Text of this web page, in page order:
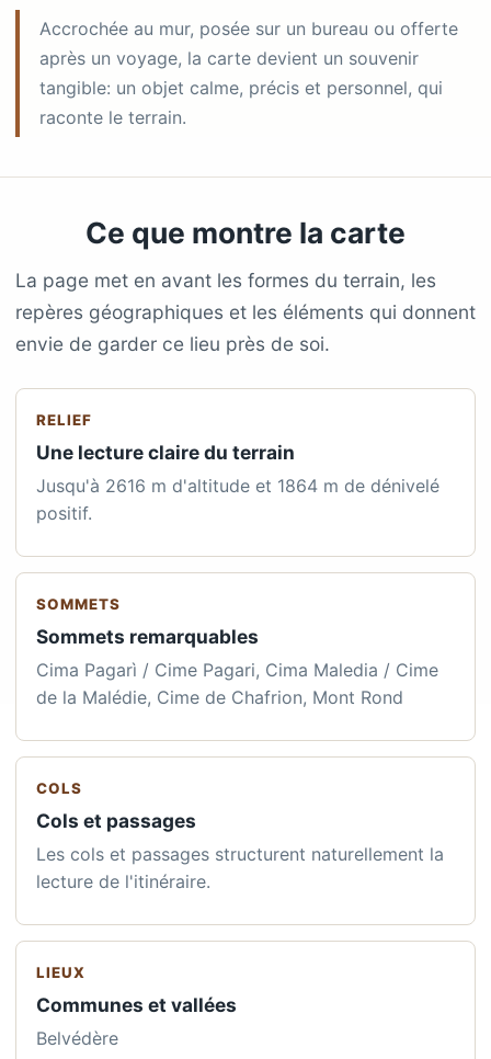
Accrochée au mur, posée sur un bureau ou offerte
après un voyage, la carte devient un souvenir
tangible: un objet calme, précis et personnel, qui
raconte le terrain.
Ce que montre la carte
La page met en avant les formes du terrain, les
repères géographiques et les éléments qui donnent
envie de garder ce lieu près de soi.
RELIEF
Une lecture claire du terrain
Jusqu'à 2616 m d'altitude et 1864 m de dénivelé
positif.
SOMMETS
Sommets remarquables
Cima Pagarì / Cime Pagari, Cima Maledia / Cime
de la Malédie, Cime de Chafrion, Mont Rond
COLS
Cols et passages
Les cols et passages structurent naturellement la
lecture de l'itinéraire.
LIEUX
Communes et vallées
Belvédère